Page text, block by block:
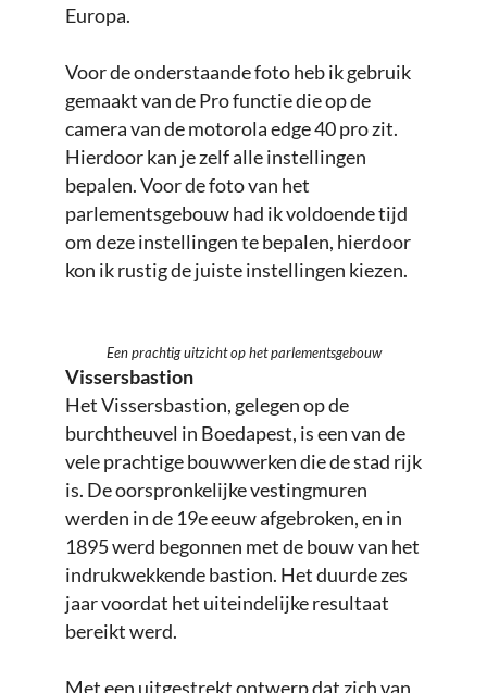
Europa.
Voor de onderstaande foto heb ik gebruik
gemaakt van de Pro functie die op de
camera van de motorola edge 40 pro zit.
Hierdoor kan je zelf alle instellingen
bepalen. Voor de foto van het
parlementsgebouw had ik voldoende tijd
om deze instellingen te bepalen, hierdoor
kon ik rustig de juiste instellingen kiezen.
Een prachtig uitzicht op het parlementsgebouw
Vissersbastion
Het Vissersbastion, gelegen op de
burchtheuvel in Boedapest, is een van de
vele prachtige bouwwerken die de stad rijk
is. De oorspronkelijke vestingmuren
werden in de 19e eeuw afgebroken, en in
1895 werd begonnen met de bouw van het
indrukwekkende bastion. Het duurde zes
jaar voordat het uiteindelijke resultaat
bereikt werd.
Met een uitgestrekt ontwerp dat zich van